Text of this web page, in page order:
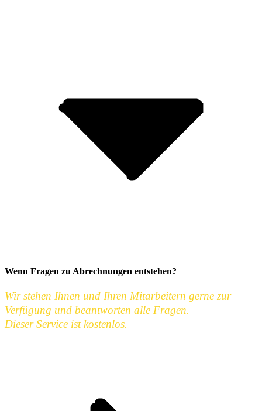
Wenn Fragen zu Abrechnungen entstehen?
Wir stehen Ihnen und Ihren Mitarbeitern gerne zur
Verfügung und beantworten alle Fragen.
Dieser Service ist kostenlos.